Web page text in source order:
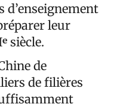
d’enseignement
leur
siècle.
de
de filières